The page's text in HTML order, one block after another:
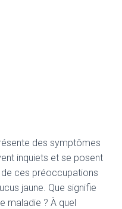
des symptômes
inquiets et se posent
de ces préoccupations
jaune. Que signifie
maladie ? À quel